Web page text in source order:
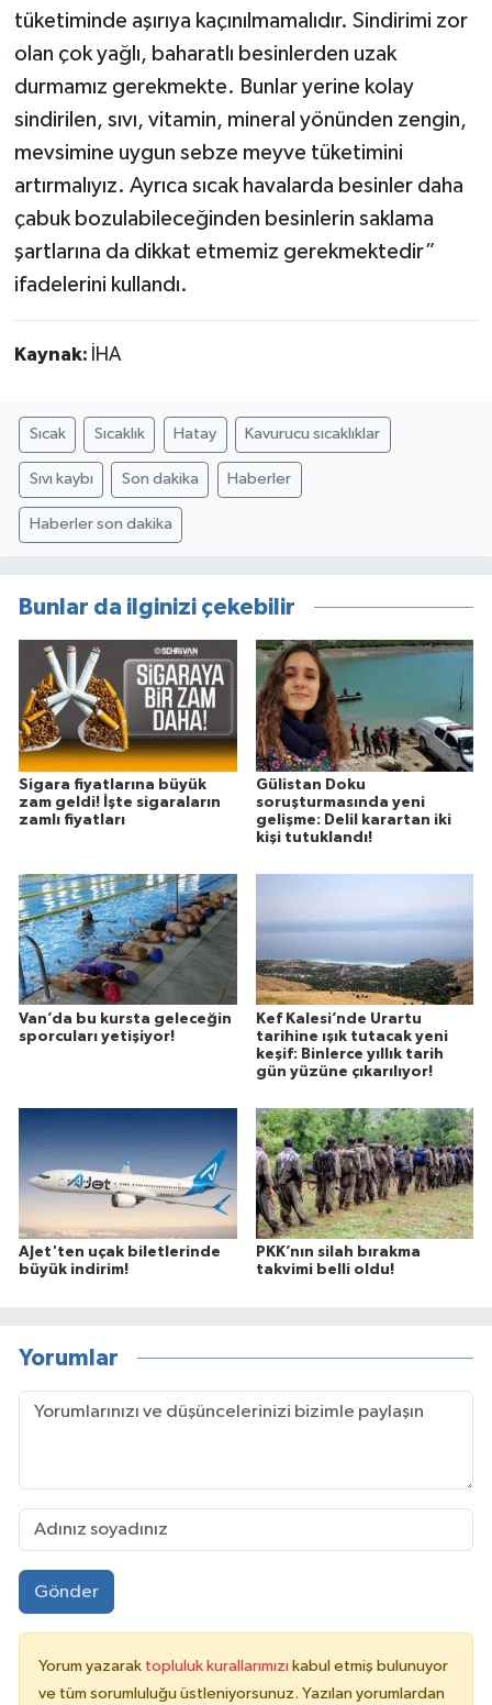
tüketiminde aşırıya kaçınılmamalıdır. Sindirimi zor
olan çok yağlı, baharatlı besinlerden uzak
durmamız gerekmekte. Bunlar yerine kolay
sindirilen, sıvı, vitamin, mineral yönünden zengin,
mevsimine uygun sebze meyve tüketimini
artırmalıyız. Ayrıca sıcak havalarda besinler daha
çabuk bozulabileceğinden besinlerin saklama
şartlarına da dikkat etmemiz gerekmektedir”
ifadelerini kullandı.
Kaynak: İHA
Sıcak Sıcaklık Hatay Kavurucu sıcaklıklar
Sıvı kaybı Son dakika Haberler
Haberler son dakika
Bunlar da ilginizi çekebilir
Sigara fiyatlarına büyük
zam geldi! İşte sigaraların
zamlı fiyatları
Gülistan Doku
soruşturmasında yeni
gelişme: Delil karartan iki
kişi tutuklandı!
Van’da bu kursta geleceğin
sporcuları yetişiyor!
Kef Kalesi’nde Urartu
tarihine ışık tutacak yeni
keşif: Binlerce yıllık tarih
gün yüzüne çıkarılıyor!
AJet'ten uçak biletlerinde
büyük indirim!
PKK’nın silah bırakma
takvimi belli oldu!
Yorumlar
Gönder
Yorum yazarak topluluk kurallarımızı kabul etmiş bulunuyor
ve tüm sorumluluğu üstleniyorsunuz. Yazılan yorumlardan